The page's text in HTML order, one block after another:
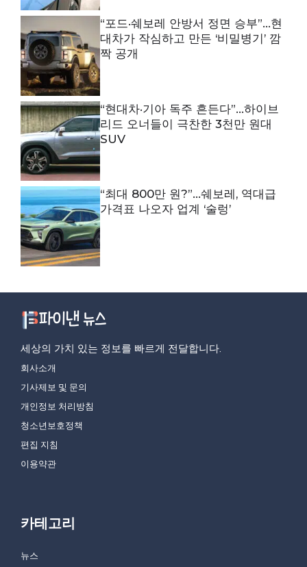
“포드·쉐보레 안방서 정면 승부”…현
대차가 작심하고 만든 ‘비밀병기’ 깜
짝 공개
“현대차·기아 독주 흔든다”…하이브
리드 오너들이 극찬한 3천만 원대
SUV
“최대 800만 원?”…쉐보레, 역대급
가격표 나오자 업계 ‘술렁’
세상의 가치 있는 정보를 빠르게 전달합니다.
회사소개
기사제보 및 문의
개인정보 처리방침
청소년보호정책
편집 지침
이용약관
카테고리
뉴스